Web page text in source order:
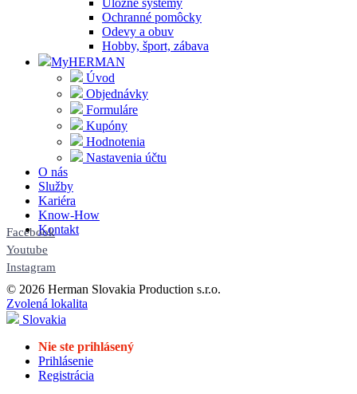
Ochranné pomôcky
Odevy a obuv
Hobby, šport, zábava
MyHERMAN
Úvod
Objednávky
Formuláre
Kupóny
Hodnotenia
Nastavenia účtu
O nás
Služby
Kariéra
Know-How
Kontakt
Facebook
Youtube
Instagram
© 2026 Herman Slovakia Production s.r.o.
Zvolená lokalita
Slovakia
Nie ste prihlásený
Prihlásenie
Registrácia